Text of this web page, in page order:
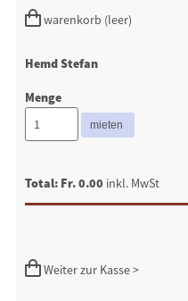
warenkorb (leer)
Hemd Stefan
Menge
Total: Fr. 0.00 inkl. MwSt
Weiter zur Kasse >